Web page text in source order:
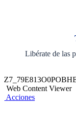
Libérate de las
Web Content Viewer
Acciones